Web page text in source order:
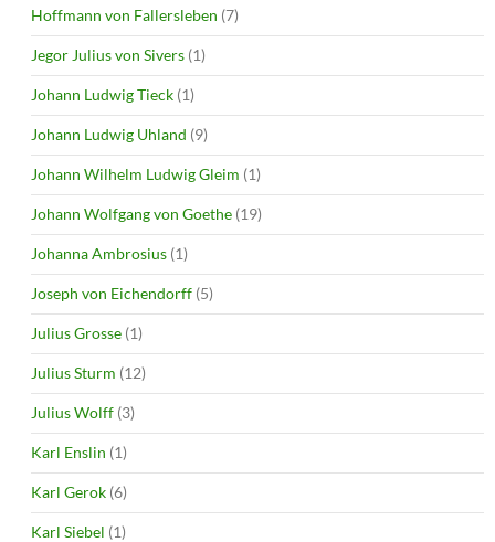
Hoffmann von Fallersleben (7)
Jegor Julius von Sivers (1)
Johann Ludwig Tieck (1)
Johann Ludwig Uhland (9)
Johann Wilhelm Ludwig Gleim (1)
Johann Wolfgang von Goethe (19)
Johanna Ambrosius (1)
Joseph von Eichendorff (5)
Julius Grosse (1)
Julius Sturm (12)
Julius Wolff (3)
Karl Enslin (1)
Karl Gerok (6)
Karl Siebel (1)